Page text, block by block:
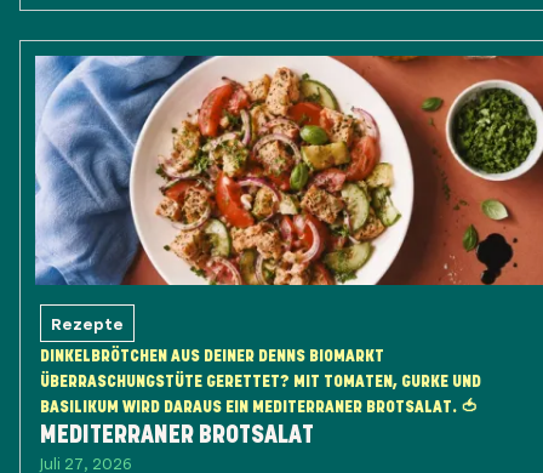
Rezepte
DINKELBRÖTCHEN AUS DEINER DENNS BIOMARKT
ÜBERRASCHUNGSTÜTE GERETTET? MIT TOMATEN, GURKE UND
BASILIKUM WIRD DARAUS EIN MEDITERRANER BROTSALAT. 🍅
MEDITERRANER BROTSALAT
Juli 27, 2026